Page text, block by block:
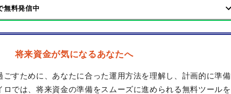
無料発信中
将来資金が気になるあなたへ
ごすために、あなたに合った運用方法を理解し、計画的に準備
ロでは、将来資金の準備をスムーズに進められる無料ツールを